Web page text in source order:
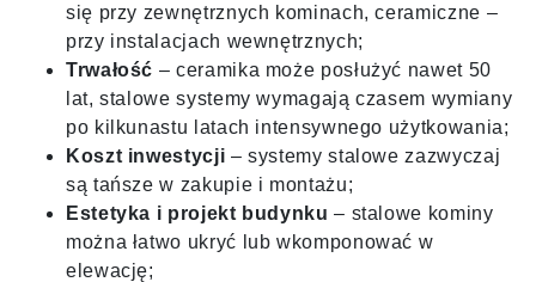
się przy zewnętrznych kominach, ceramiczne –
przy instalacjach wewnętrznych;
Trwałość – ceramika może posłużyć nawet 50
lat, stalowe systemy wymagają czasem wymiany
po kilkunastu latach intensywnego użytkowania;
Koszt inwestycji – systemy stalowe zazwyczaj
są tańsze w zakupie i montażu;
Estetyka i projekt budynku – stalowe kominy
można łatwo ukryć lub wkomponować w
elewację;